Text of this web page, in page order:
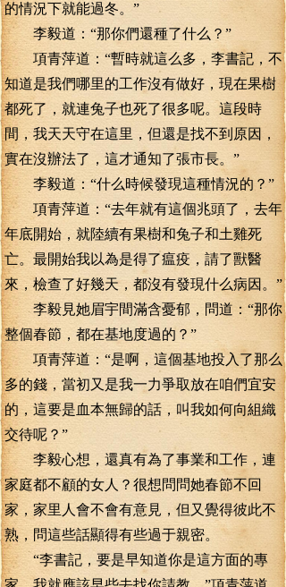
的情況下就能過冬。”
李毅道：“那你們還種了什么？”
項青萍道：“暫時就這么多，李書記，不
知道是我們哪里的工作沒有做好，現在果樹
都死了，就連兔子也死了很多呢。這段時
間，我天天守在這里，但還是找不到原因，
實在沒辦法了，這才通知了張市長。”
李毅道：“什么時候發現這種情況的？”
項青萍道：“去年就有這個兆頭了，去年
年底開始，就陸續有果樹和兔子和土雞死
亡。最開始我以為是得了瘟疫，請了獸醫
來，檢查了好幾天，都沒有發現什么病因。”
李毅見她眉宇間滿含憂郁，問道：“那你
整個春節，都在基地度過的？”
項青萍道：“是啊，這個基地投入了那么
多的錢，當初又是我一力爭取放在咱們宜安
的，這要是血本無歸的話，叫我如何向組織
交待呢？”
李毅心想，還真有為了事業和工作，連
家庭都不顧的女人？很想問問她春節不回
家，家里人會不會有意見，但又覺得彼此不
熟，問這些話顯得有些過于親密。
“李書記，要是早知道你是這方面的專